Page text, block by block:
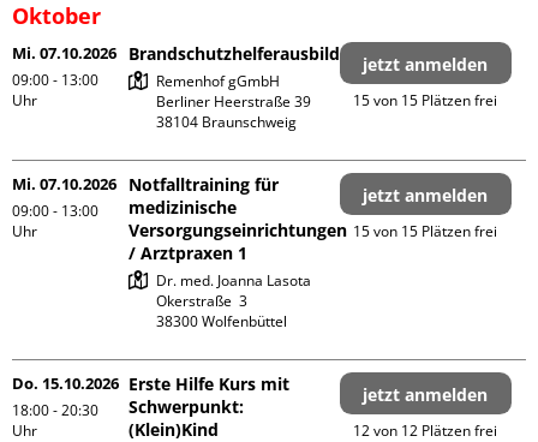
Oktober
Mi. 07.10.2026
09:00 - 13:00
Uhr
Brandschutzhelferausbildung
Remenhof gGmbH
Berliner Heerstraße 39
jetzt anmelden
15 von 15 Plätzen frei
Mi. 07.10.2026
09:00 - 13:00
Uhr
Notfalltraining für
medizinische
Versorgungseinrichtungen
/ Arztpraxen 1
Dr. med. Joanna Lasota
Okerstraße  3
jetzt anmelden
15 von 15 Plätzen frei
Do. 15.10.2026
18:00 - 20:30
Uhr
Erste Hilfe Kurs mit
Schwerpunkt:
(Klein)Kind
jetzt anmelden
12 von 12 Plätzen frei